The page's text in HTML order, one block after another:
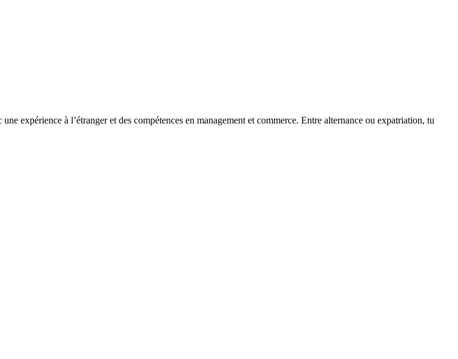
expérience à l’étranger et des compétences en management et commerce. Entre alternance ou expatriation, tu